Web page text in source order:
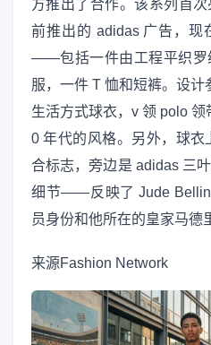
方推出了合作。该系列首
前推出的 adidas 广告，现
——包括一件由工程平织罗
服，一件 T 恤和短裤。设计
生活方式球衣，v 领 polo
0 年代的风格。另外，球衣
合标志，旁边是 adidas 三
细节——反映了 Jude
员身份和他所在的皇家马德
来源Fashion Network